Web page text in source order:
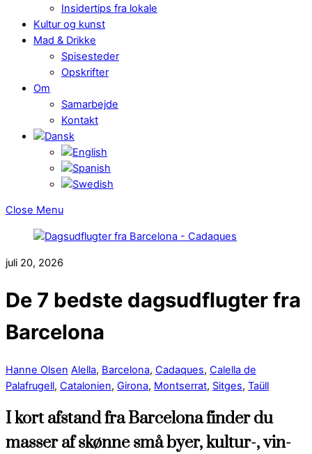
Insidertips fra lokale
Kultur og kunst
Mad & Drikke
Spisesteder
Opskrifter
Om
Samarbejde
Kontakt
Close Menu
juli 20, 2026
De 7 bedste dagsudflugter fra
Barcelona
Hanne Olsen Alella, Barcelona, Cadaques, Calella de
Palafrugell, Catalonien, Girona, Montserrat, Sitges, Taüll
I kort afstand fra Barcelona finder du
masser af skønne små byer, kultur-, vin-